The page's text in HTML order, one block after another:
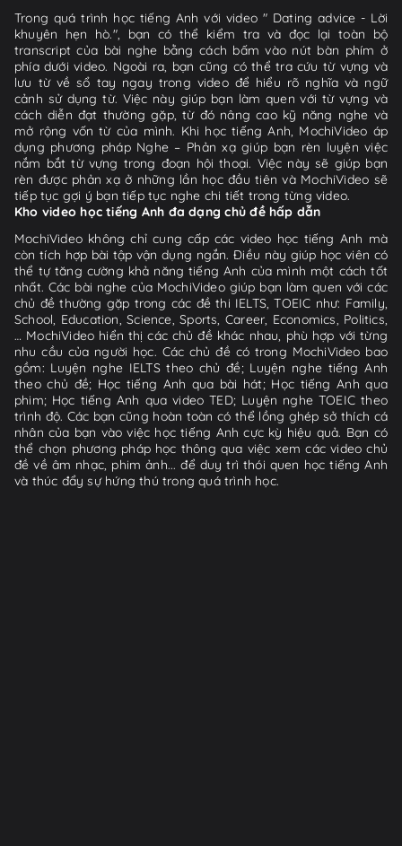
Trong quá trình học tiếng Anh với video " Dating advice - Lời
khuyên hẹn hò.", bạn có thể kiểm tra và đọc lại toàn bộ
transcript của bài nghe bằng cách bấm vào nút bàn phím ở
phía dưới video. Ngoài ra, bạn cũng có thể tra cứu từ vựng và
lưu từ về sổ tay ngay trong video để hiểu rõ nghĩa và ngữ
cảnh sử dụng từ. Việc này giúp bạn làm quen với từ vựng và
cách diễn đạt thường gặp, từ đó nâng cao kỹ năng nghe và
mở rộng vốn từ của mình. Khi học tiếng Anh, MochiVideo áp
dụng phương pháp Nghe – Phản xạ giúp bạn rèn luyện việc
nắm bắt từ vựng trong đoạn hội thoại. Việc này sẽ giúp bạn
rèn được phản xạ ở những lần học đầu tiên và MochiVideo sẽ
tiếp tục gợi ý bạn tiếp tục nghe chi tiết trong từng video.
Kho video học tiếng Anh đa dạng chủ đề hấp dẫn
MochiVideo không chỉ cung cấp các video học tiếng Anh mà
còn tích hợp bài tập vận dụng ngắn. Điều này giúp học viên có
thể tự tăng cường khả năng tiếng Anh của mình một cách tốt
nhất. Các bài nghe của MochiVideo giúp bạn làm quen với các
chủ đề thường gặp trong các đề thi IELTS, TOEIC như: Family,
School, Education, Science, Sports, Career, Economics, Politics,
… MochiVideo hiển thị các chủ đề khác nhau, phù hợp với từng
nhu cầu của người học. Các chủ đề có trong MochiVideo bao
gồm: Luyện nghe IELTS theo chủ đề; Luyện nghe tiếng Anh
theo chủ đề; Học tiếng Anh qua bài hát; Học tiếng Anh qua
phim; Học tiếng Anh qua video TED; Luyện nghe TOEIC theo
trình độ. Các bạn cũng hoàn toàn có thể lồng ghép sở thích cá
nhân của bạn vào việc học tiếng Anh cực kỳ hiệu quả. Bạn có
thể chọn phương pháp học thông qua việc xem các video chủ
đề về âm nhạc, phim ảnh... để duy trì thói quen học tiếng Anh
và thúc đẩy sự hứng thú trong quá trình học.